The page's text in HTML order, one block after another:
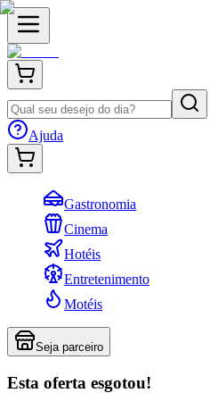
Ajuda
Gastronomia
Cinema
Hotéis
Entretenimento
Motéis
Seja parceiro
Esta oferta esgotou!